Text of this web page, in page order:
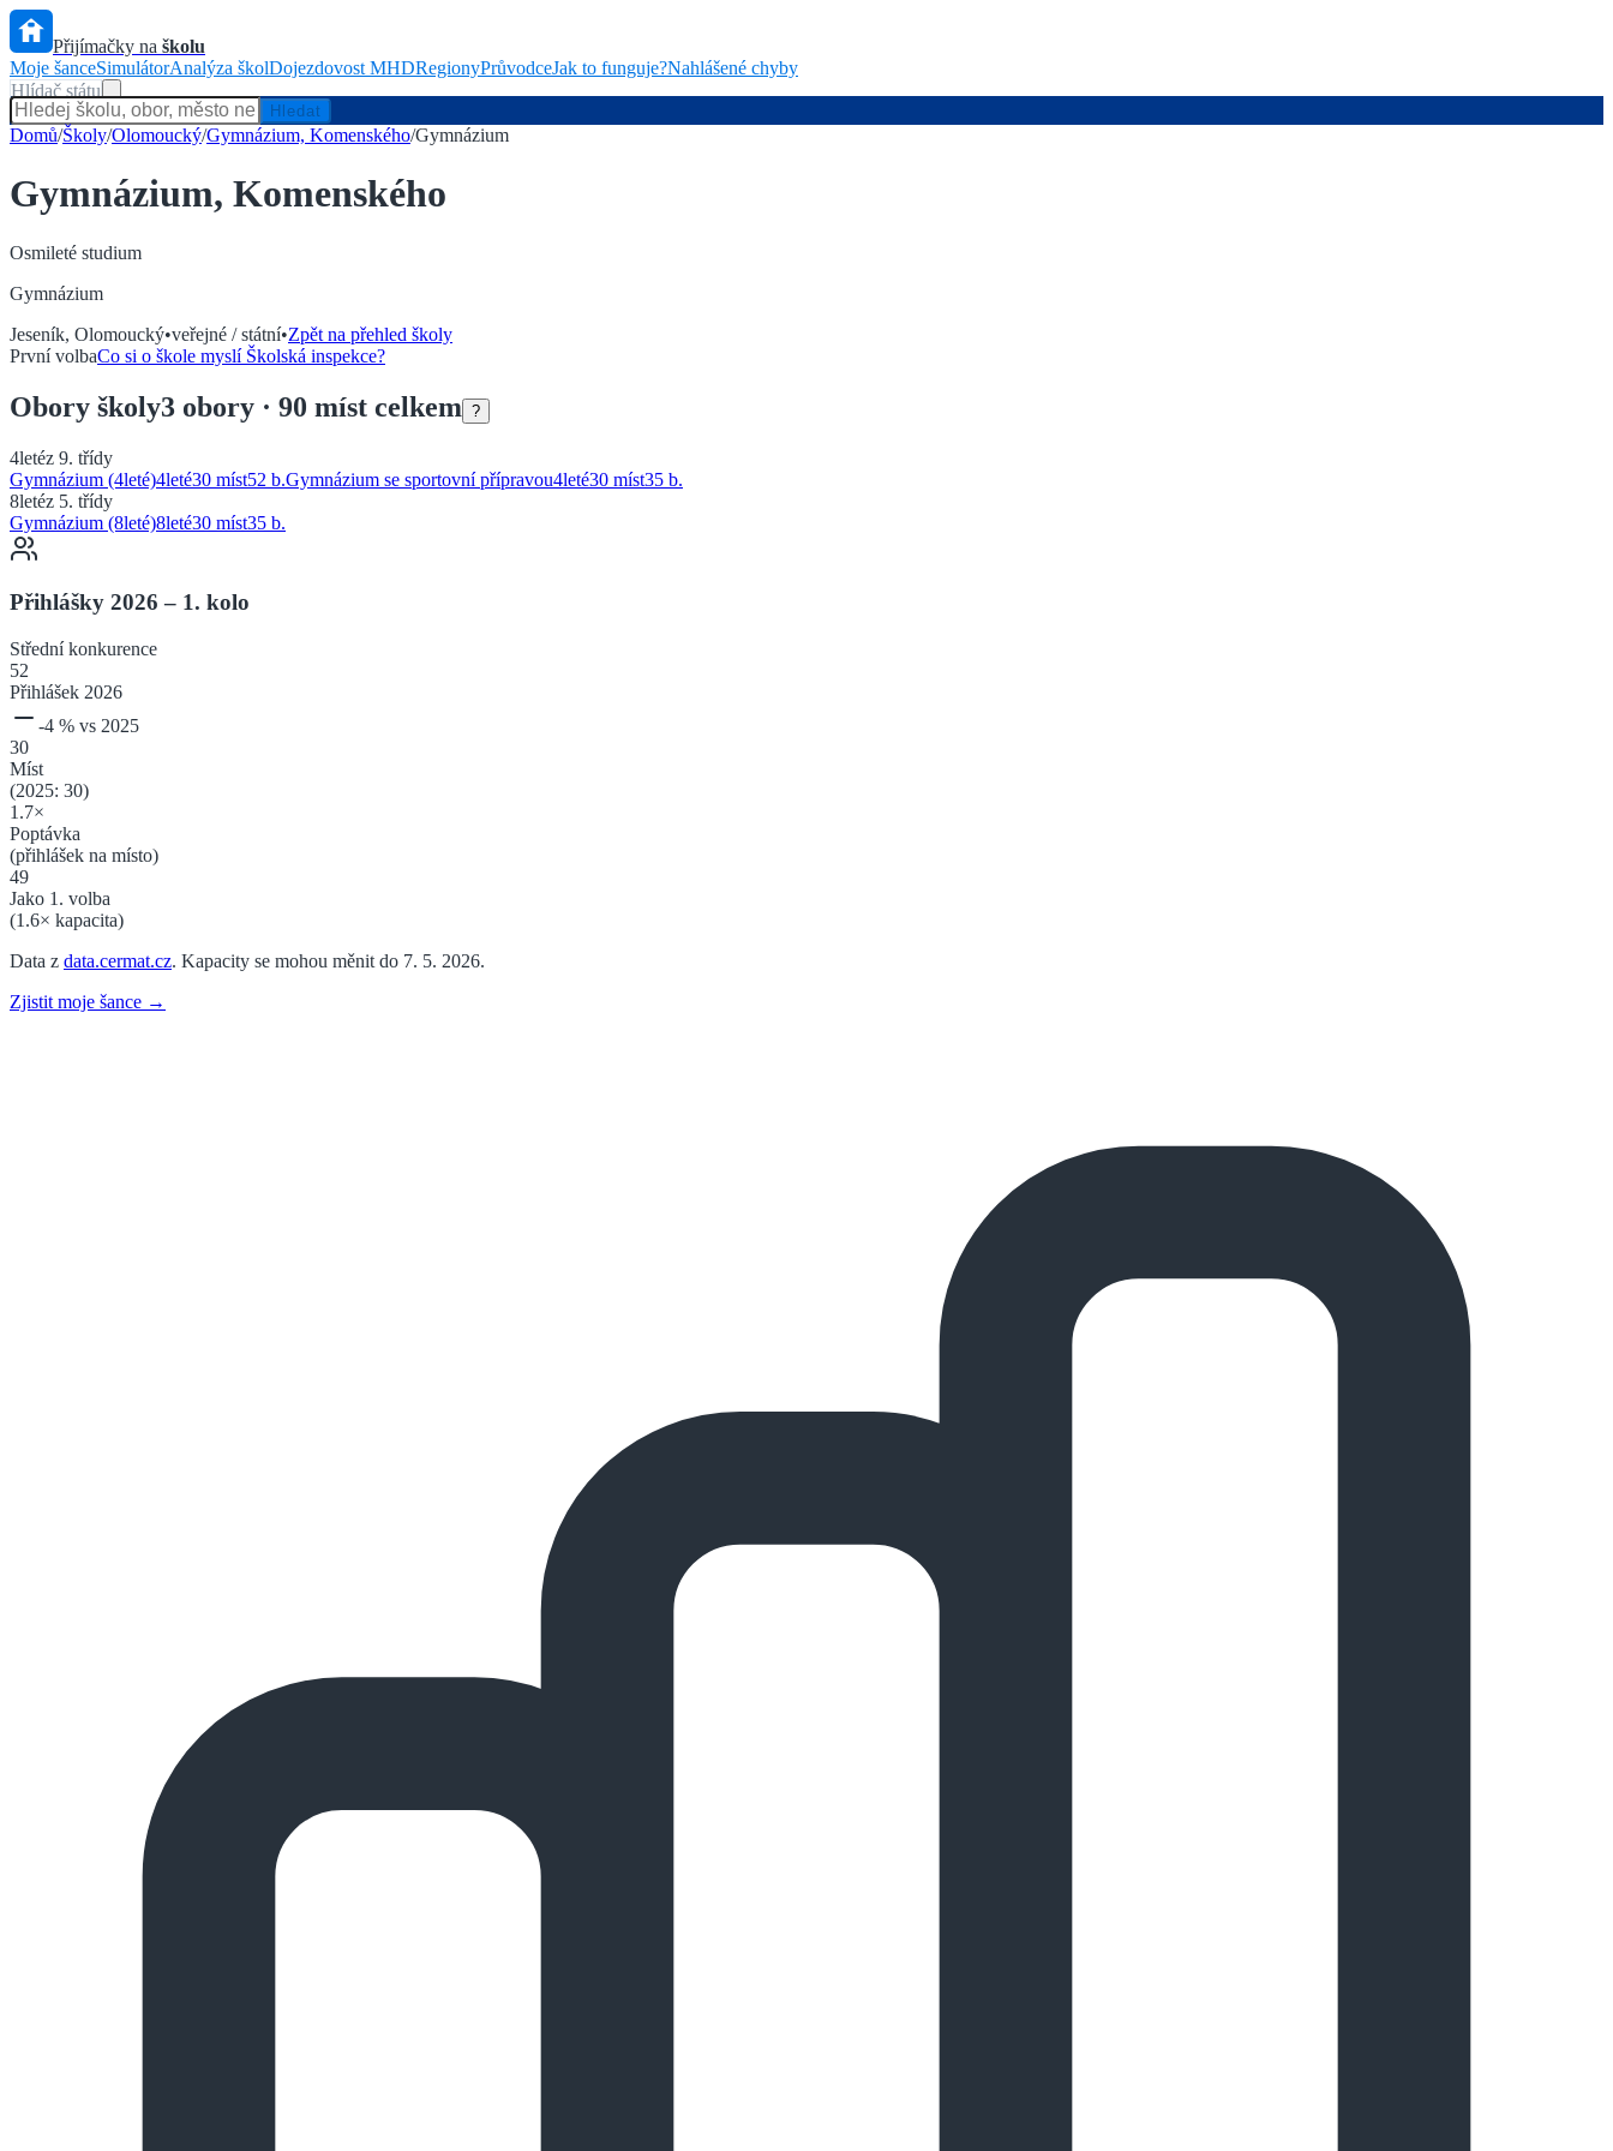
Přijímačky na školu
Moje šanceSimulátorAnalýza školDojezdovost MHDRegionyPrůvodceJak to funguje?Nahlášené chyby
Hlídač státu
Hledat
Domů/Školy/Olomoucký/Gymnázium, Komenského/Gymnázium
Gymnázium, Komenského
Osmileté studium
Gymnázium
Jeseník, Olomoucký•veřejné / státní•Zpět na přehled školy
První volbaCo si o škole myslí Školská inspekce?
Obory školy3 obory · 90 míst celkem ?
4letéz 9. třídy
Gymnázium (4leté)4leté30 míst52 b.Gymnázium se sportovní přípravou4leté30 míst35 b.
8letéz 5. třídy
Gymnázium (8leté)8leté30 míst35 b.
Přihlášky 2026 – 1. kolo
Středníkonkurence
52
Přihlášek 2026
-4 % vs 2025
30
Míst
(2025: 30)
1.7×
Poptávka
(přihlášek na místo)
49
Jako 1. volba
(1.6× kapacita)
Data z data.cermat.cz. Kapacity se mohou měnit do 7. 5. 2026.
Zjistit moje šance →